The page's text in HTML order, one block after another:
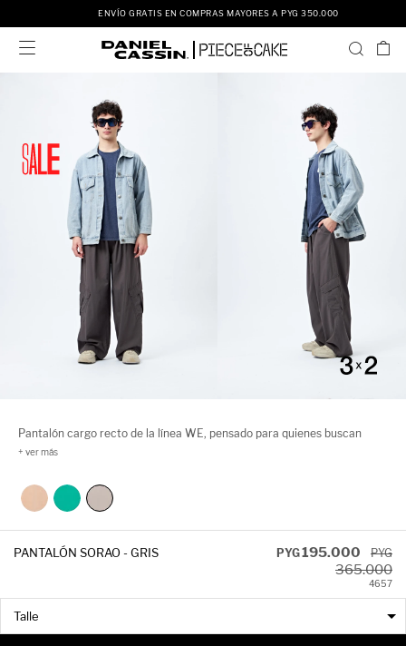
ENVÍO GRATIS EN COMPRAS MAYORES A PYG 350.000

Pantalón cargo recto de la línea WE, pensado para quienes buscan
comodidad y estilo en un mismo diseño. Su calce relajado, cintura
looks streetwear con impronta actual.
PANTALÓN SORAO - GRIS PYG195.000 PYG
365.000
4657